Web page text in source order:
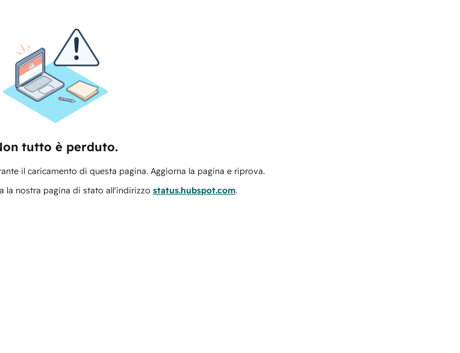
tutto è perduto.
il caricamento di questa pagina. Aggiorna la pagina e riprova.
la nostra pagina di stato all'indirizzo status.hubspot.com.